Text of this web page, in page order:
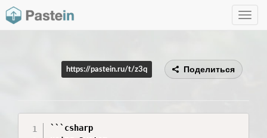
Toggle
https://pastein.ru/t/z3q Поделиться
```csharp